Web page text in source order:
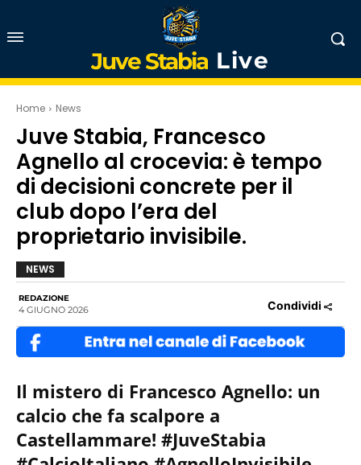
Juve Stabia Live
Home News
Juve Stabia, Francesco
Agnello al crocevia: è tempo
di decisioni concrete per il
club dopo l’era del
proprietario invisibile.
NEWS
REDAZIONE
4 GIUGNO 2026 Condividi
Il mistero di Francesco Agnello: un
calcio che fa scalpore a
Castellammare! #JuveStabia